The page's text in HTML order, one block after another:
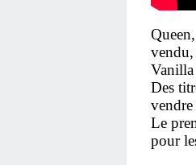
Vanilla
Des
Le
pour